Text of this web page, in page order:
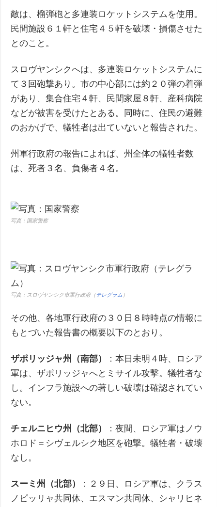
敵は、榴弾砲と多連装ロケットシステムを使用。
民間施設６１軒と住宅４５軒を破壊・損傷させた
とのこと。
スロヴヤンシクへは、多連装ロケットシステムに
て３回砲撃あり。市の中心部には約２０弾の着弾
があり、集合住宅４軒、民間家屋８軒、産科病院
などが被害を受けたとある。同時に、住民の避難
のおかげで、犠牲者は出ていないと報告された。
州軍行政府の報告によれば、州全体の犠牲者数
は、死者３名、負傷者４名。
写真：国家警察
写真：スロヴヤンシク市軍行政府（テレグラム ）
その他、各地軍行政府の３０日８時時点の情報に
もとづいた報告書の概要以下のとおり。
ザポリッジャ州（南部）
：本日未明４時、ロシア
軍は、ザポリッジャへとミサイル攻撃。犠牲者な
し。インフラ施設への著しい破壊は確認されてい
ない。
チェルニヒウ州（北部）
：夜間、ロシア軍はノウ
ホロド＝シヴェルシク地区を砲撃。犠牲者・破壊
なし。
スーミ州（北部）
：２９日、ロシア軍は、クラス
ノピッリャ共同体、エスマン共同体、シャリヒネ